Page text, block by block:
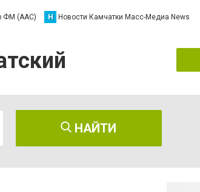
ФМ (AAC) Н Новости Камчатки Масс-Медиа News
НАЙТИ